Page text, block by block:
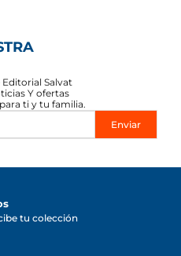
Salvat
Y ofertas
ti y tu familia.
Enviar
tu colección